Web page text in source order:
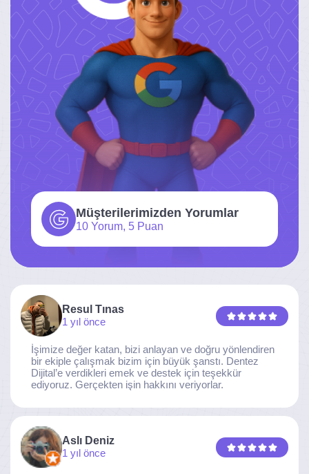
Müşterilerimizden Yorumlar
10 Yorum, 5 Puan
Resul Tınas
1 yıl önce
İşimize değer katan, bizi anlayan ve doğru yönlendiren
bir ekiple çalışmak bizim için büyük şanstı. Dentez
Dijital’e verdikleri emek ve destek için teşekkür
ediyoruz. Gerçekten işin hakkını veriyorlar.
Aslı Deniz
1 yıl önce